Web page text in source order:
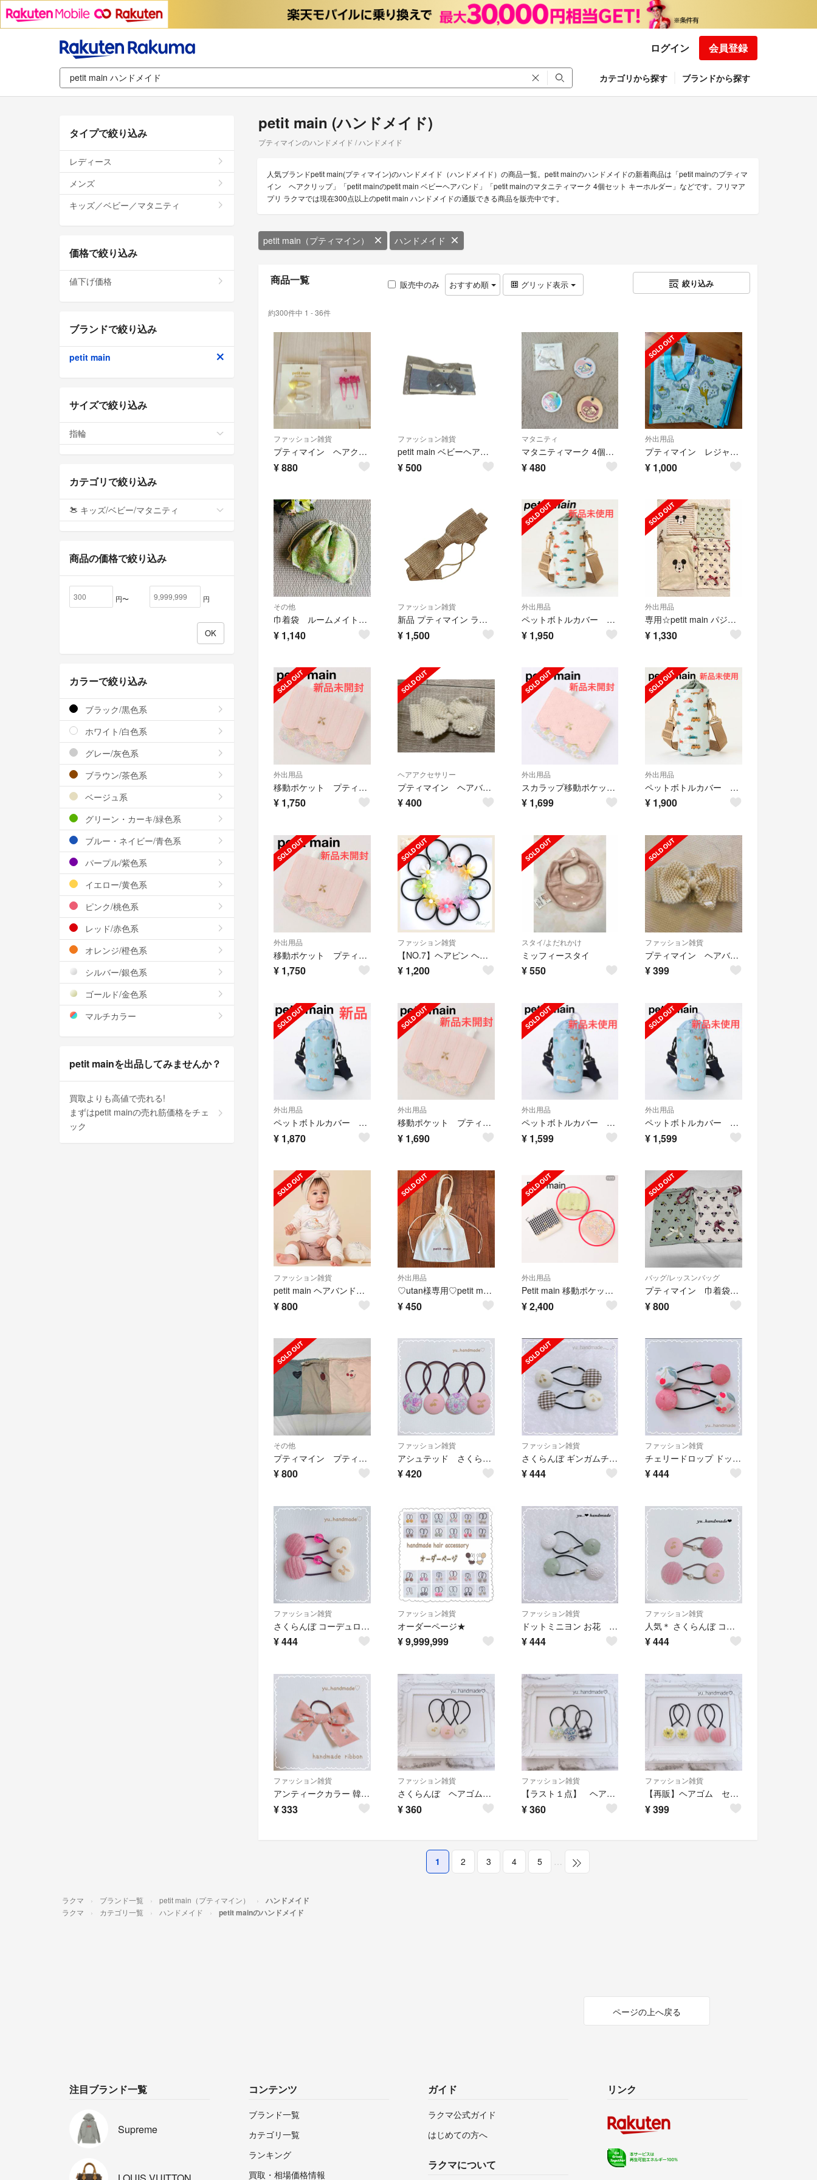
ログイン 会員登録
カテゴリから探す ブランドから探す
petit main (ハンドメイド)
プティマインのハンドメイド / ハンドメイド
人気ブランドpetit main(プティマイン)のハンドメイド（ハンドメイド）の商品一覧。petit mainのハンドメイドの新着商品は「petit mainのプティマ
イン ヘアクリップ」「petit mainのpetit main ベビーヘアバンド」「petit mainのマタニティマーク 4個セット キーホルダー」などです。フリマア
プリ ラクマでは現在300点以上のpetit main ハンドメイドの通販できる商品を販売中です。
petit main（プティマイン） ハンドメイド
商品一覧 販売中のみ おすすめ順 グリッド表示 絞り込み
約300件中 1 - 36件
ファッション雑貨
プティマイン ヘアクリップ
¥880
ファッション雑貨
petit main ベビーヘアバンド
¥500
マタニティ
マタニティマーク 4個セット キーホルダー
¥480
外出用品
プティマイン レジャーシート 恐竜柄
¥ 1,000
その他
巾着袋 ルームメイト柄 マチ付き コップ入れ 歯ブラシセット入れ ミニタッパー入
¥ 1,140
ファッション雑貨
新品 プティマイン ラフィア カチューシャ ヘアバンド ヘアゴム
¥ 1,500
外出用品
ペットボトルカバー 水筒カバー ペットボトルホルダー 保冷バック プティマイン
¥ 1,950
外出用品
専用☆petit main パジャマ用巾着 7枚セット
¥ 1,330
外出用品
移動ポケット プティマイン スカラップ さくらんぼ チェリー
¥ 1,750
ヘアアクセサリー
プティマイン ヘアバンド
¥400
外出用品
スカラップ移動ポケット 移動ポケット ティッシュケース
¥ 1,699
外出用品
ペットボトルカバー 水筒カバー ペットボトルホルダー 保冷バック プティマイン
¥ 1,900
外出用品
移動ポケット プティマイン スカラップ さくらんぼ チェリー
¥ 1,750
ファッション雑貨
【NO.7】ヘアピン ヘアアクセサリー ヘアクリップ レディース キッズ 韓国
¥ 1,200
スタイ/よだれかけ
ミッフィースタイ
¥550
ファッション雑貨
プティマイン ヘアバンド
¥399
外出用品
ペットボトルカバー 水筒カバー ペットボトルホルダー 保冷バック プティマイン
¥ 1,870
外出用品
移動ポケット プティマイン スカラップ さくらんぼ チェリー
¥ 1,690
外出用品
ペットボトルカバー 水筒カバー ペットボトルホルダー 保冷バック プティマイン
¥ 1,599
外出用品
ペットボトルカバー 水筒カバー ペットボトルホルダー 保冷バック プティマイン
¥ 1,599
ファッション雑貨
petit main ヘアバンド アイボリー
¥800
外出用品
♡utan様専用♡petit main♡巾着エコバッグ
¥450
外出用品
Petit main 移動ポケット 2個セット
¥2,400
バッグ/レッスンバッグ
プティマイン 巾着袋 2個セット
¥800
その他
プティマイン プティプラの巾着袋 3枚セット 未使用
¥800
ファッション雑貨
アシュテッド さくらんぼ ヘアゴムセット♥
¥420
ファッション雑貨
さくらんぼ ギンガムチェック ヘアゴム⑅︎◡̈︎*
¥444
ファッション雑貨
チェリードロップ ドットミニヨン ヘアゴム⑅︎◡̈︎*
¥444
ファッション雑貨
さくらんぼ コーデュロイ ヘアゴム⑅︎◡̈︎*
¥444
ファッション雑貨
オーダーページ★
¥9,999,999
ファッション雑貨
ドットミニヨン お花 ヘアゴム⑅︎◡̈︎*
¥444
ファッション雑貨
人気＊ さくらんぼ コーデュロイ ヘアゴム
¥444
ファッション雑貨
アンティークカラー 韓国 ヘアリボン
¥333
ファッション雑貨
さくらんぼ ヘアゴム セット
¥360
ファッション雑貨
【ラスト１点】 ヘアゴムセット
¥360
ファッション雑貨
【再販】ヘアゴム セット.ᐟ.ᐟ
¥399
1 2 3 4 5 …
タイプで絞り込み
レディース
メンズ
キッズ／ベビー／マタニティ
価格で絞り込み
値下げ価格
ブランドで絞り込み
petit main
サイズで絞り込み
指輪
カテゴリで絞り込み
キッズ/ベビー/マタニティ
商品の価格で絞り込み
円〜 円
カラーで絞り込み
ブラック/黒色系
ホワイト/白色系
グレー/灰色系
ブラウン/茶色系
ベージュ系
グリーン・カーキ/緑色系
ブルー・ネイビー/青色系
パープル/紫色系
イエロー/黄色系
ピンク/桃色系
レッド/赤色系
オレンジ/橙色系
シルバー/銀色系
ゴールド/金色系
マルチカラー
petit mainを出品してみませんか？
買取よりも高値で売れる!
まずはpetit mainの売れ筋価格をチェ
ック
ラクマ ブランド一覧 petit main（プティマイン） ハンドメイド
ラクマ カテゴリ一覧 ハンドメイド petit mainのハンドメイド
ページの上へ戻る
注目ブランド一覧
Supreme
コンテンツ
ブランド一覧
カテゴリ一覧
ランキング
買取・相場価格情報
ガイド
ラクマ公式ガイド
はじめての方へ
ラクマについて
リンク